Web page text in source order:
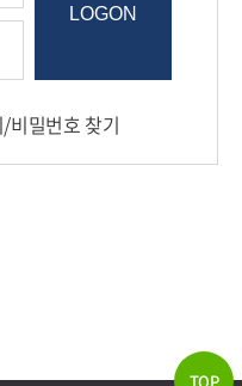
비밀번호 찾기
TOP